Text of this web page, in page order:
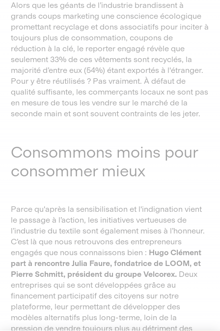
Alors que les géants de l’industrie brandissent à
grands coups marketing une conscience écologique
promettant recyclage et dons associatifs pour inciter à
toujours plus de consommation, coupons de
réduction à la clé, le reporter engagé révèle que
seulement 33% de ces vêtements sont recyclés, la
majorité d’entre eux (54%) étant exportés à l'étranger.
Pour y être réutilisés ? Pas vraiment. À défaut de
qualité suffisante, les commerçants locaux ne sont pas
en mesure de tous les vendre sur le marché de la
seconde main et sont souvent contraints de les jeter.
Consommons moins pour
consommer mieux
Parce qu'après la sensibilisation et l'indignation vient
le passage à l’action, les initiatives vertueuses de
l’industrie du textile sont également mises à l’honneur.
C’est là que nous retrouvons des entrepreneurs
engagés que nous connaissons bien : Hugo Clément
part à rencontre Julia Faure, fondatrice de LOOM, et
Pierre Schmitt, président du groupe Velcorex. Deux
entreprises qui se sont développées grâce au
financement participatif des citoyens sur notre
plateforme, leur permettant de développer des
modèles alternatifs plus long-terme, loin de la
pression de vendre toujours plus au détriment des